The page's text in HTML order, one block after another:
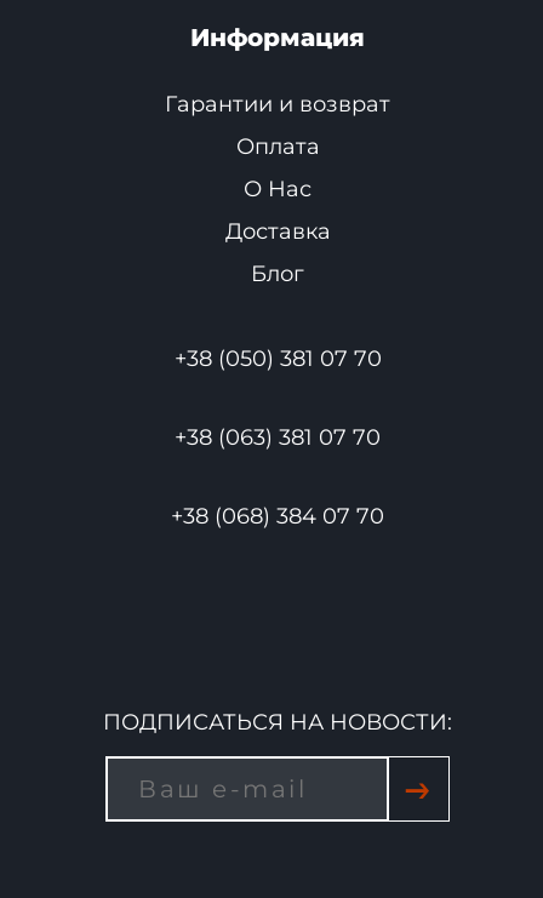
Информация
Гарантии и возврат
Оплата
О Нас
Доставка
Блог
+38 (050) 381 07 70
+38 (063) 381 07 70
+38 (068) 384 07 70
ПОДПИСАТЬСЯ НА НОВОСТИ:
→